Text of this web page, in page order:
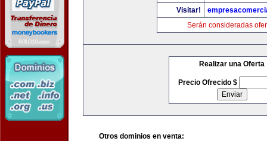
Visitar!
Serán consideradas
Realizar una Oferta
Precio Ofrecido $
Otros dominios en venta: